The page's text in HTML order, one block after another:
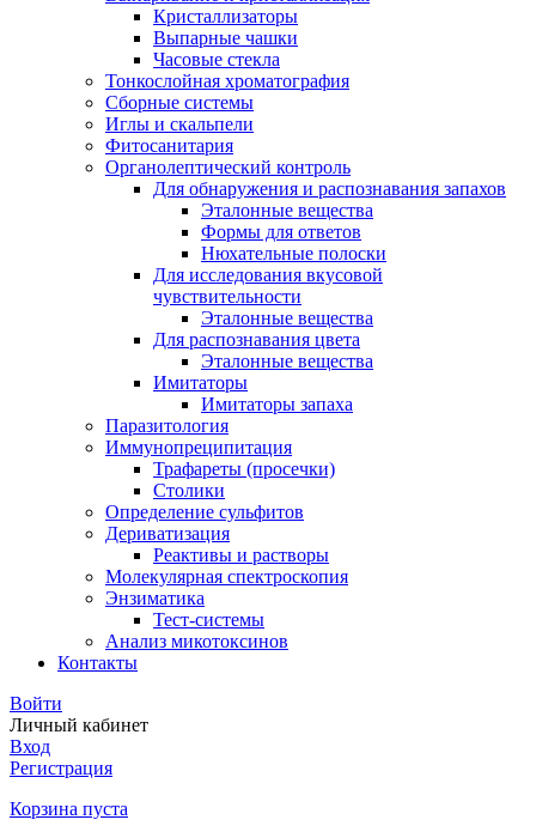
Кристаллизаторы
Выпарные чашки
Часовые стекла
Тонкослойная хроматография
Сборные системы
Иглы и скальпели
Фитосанитария
Органолептический контроль
Для обнаружения и распознавания запахов
Эталонные вещества
Формы для ответов
Нюхательные полоски
Для исследования вкусовой
чувствительности
Эталонные вещества
Для распознавания цвета
Эталонные вещества
Имитаторы
Имитаторы запаха
Паразитология
Иммунопреципитация
Трафареты (просечки)
Столики
Определение сульфитов
Дериватизация
Реактивы и растворы
Молекулярная спектроскопия
Энзиматика
Тест-системы
Анализ микотоксинов
Контакты
Войти
Личный кабинет
Вход
Регистрация
Корзина пуста